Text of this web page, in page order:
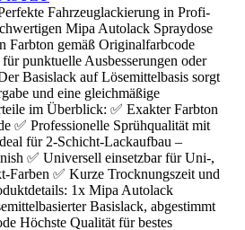
Fahrzeuglackierung in Profi-
Mipa Autolack Spraydose
Farbton gemäß Originalfarbcode
punktuelle Ausbesserungen oder
Basislack auf Lösemittelbasis sorgt
und eine gleichmäßige
im Überblick: ✅ Exakter Farbton
✅ Professionelle Sprühqualität mit
für 2-Schicht-Lackaufbau –
✅ Universell einsetzbar für Uni-,
Farben ✅ Kurze Trocknungszeit und
1x Mipa Autolack
Basislack, abgestimmt
Höchste Qualität für bestes